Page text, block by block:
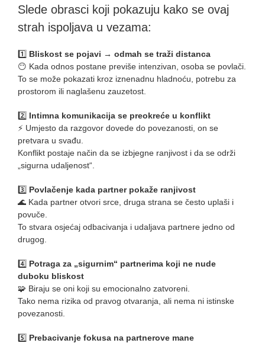
Slede obrasci koji pokazuju kako se ovaj
strah ispoljava u vezama:
1️⃣ Bliskost se pojavi → odmah se traži distanca
😶 Kada odnos postane previše intenzivan, osoba se povlači.
To se može pokazati kroz iznenadnu hladnoću, potrebu za
prostorom ili naglašenu zauzetost.
2️⃣ Intimna komunikacija se preokreće u konflikt
⚡ Umjesto da razgovor dovede do povezanosti, on se
pretvara u svađu.
Konflikt postaje način da se izbjegne ranjivost i da se održi
„sigurna udaljenost“.
3️⃣ Povlačenje kada partner pokaže ranjivost
🌊 Kada partner otvori srce, druga strana se često uplaši i
povuče.
To stvara osjećaj odbacivanja i udaljava partnere jedno od
drugog.
4️⃣ Potraga za „sigurnim“ partnerima koji ne nude
duboku bliskost
🧩 Biraju se oni koji su emocionalno zatvoreni.
Tako nema rizika od pravog otvaranja, ali nema ni istinske
povezanosti.
5️⃣ Prebacivanje fokusa na partnerove mane